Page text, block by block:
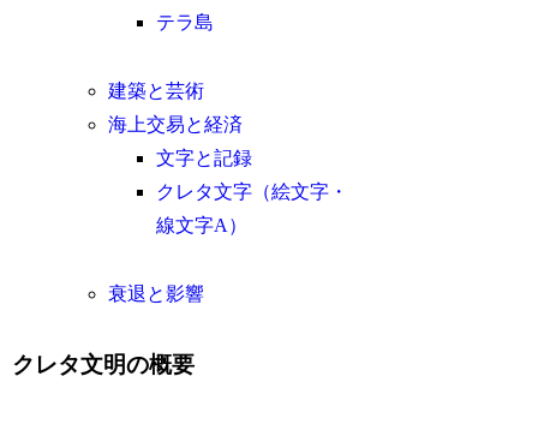
テラ島
建築と芸術
海上交易と経済
文字と記録
クレタ文字（絵文字・
線文字A）
衰退と影響
クレタ文明の概要